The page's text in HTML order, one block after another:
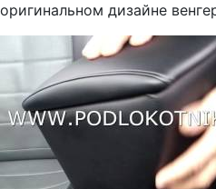
оригинальном дизайне